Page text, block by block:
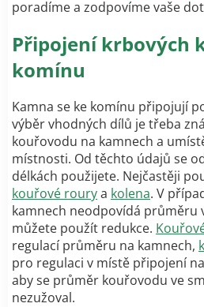
poradíme a zodpovíme vaše
Připojení krbových
komínu
Kamna se ke komínu připojují
výběr vhodných dílů je třeba
kouřovodu na kamnech a
místnosti. Od těchto údajů se
délkách použijete. Nejčastěji
kouřové rourya kolena. V
kamnech neodpovídá průměru
můžete použít redukce.
regulací průměru na kamnech,
pro regulaci v místě připojení
aby se průměr kouřovodu ve
nezužoval.